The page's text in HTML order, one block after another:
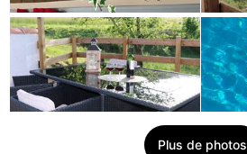
Plus de photos